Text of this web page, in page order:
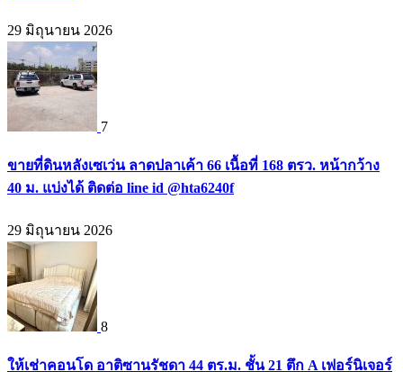
29 มิถุนายน 2026
7
ขายที่ดินหลังเซเว่น ลาดปลาเค้า 66 เนื้อที่ 168 ตรว. หน้ากว้าง
40 ม. แบ่งได้ ติดต่อ line id @hta6240f
29 มิถุนายน 2026
8
ให้เช่าคอนโด อาติซานรัชดา 44 ตร.ม. ชั้น 21 ตึก A เฟอร์นิเจอร์